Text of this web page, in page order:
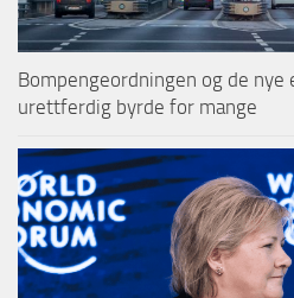
Bompengeordningen og de nye
urettferdig byrde for mange